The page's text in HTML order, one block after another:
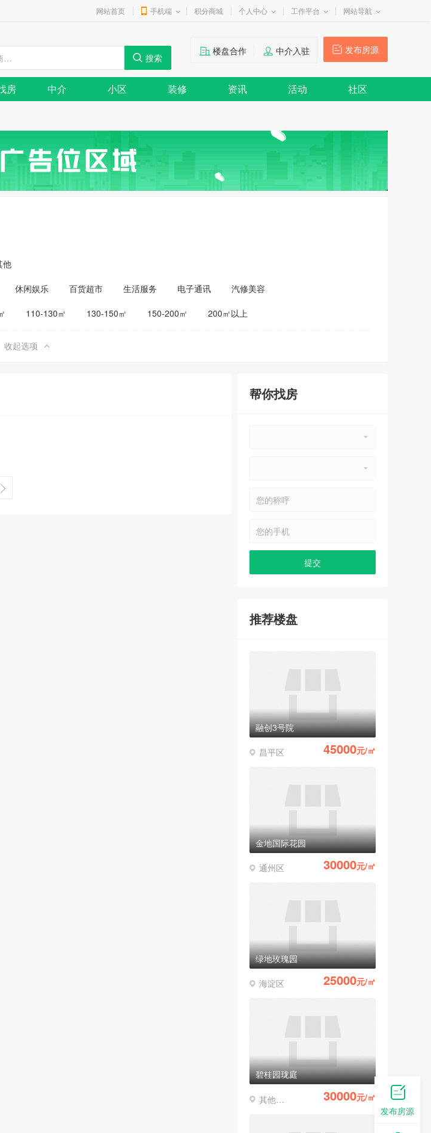
网站首页 手机端 积分商城 个人中心 工作平台 网站导航
发布房源
楼盘合作 中介入驻
房 中介 小区 装修 资讯 活动 社区
他
休闲娱乐 百货超市 生活服务 电子通讯
汽修美容
110-130㎡ 130-150㎡ 150-200㎡ 200㎡以上
收起选项
帮你找房
推荐楼盘
融创3号院
昌平区 45000元/㎡
金地国际花园
通州区 30000元/㎡
绿地玫瑰园
海淀区 25000元/㎡
碧桂园珑庭
其他区县 30000元/㎡
发布房源